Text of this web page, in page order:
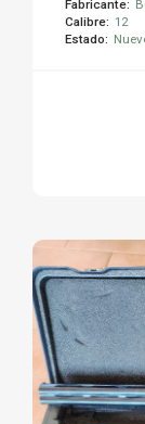
Fabricante:
Calibre: 12
Estado: